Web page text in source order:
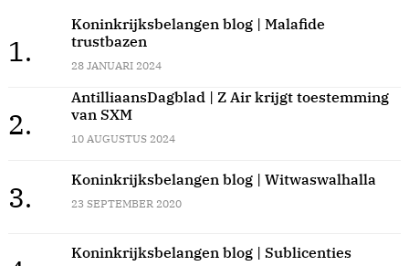
1.
Koninkrijksbelangen blog | Malafide
trustbazen
28 JANUARI 2024
2.
AntilliaansDagblad | Z Air krijgt toestemming
van SXM
10 AUGUSTUS 2024
3.
Koninkrijksbelangen blog | Witwaswalhalla
23 SEPTEMBER 2020
Koninkrijksbelangen blog | Sublicenties